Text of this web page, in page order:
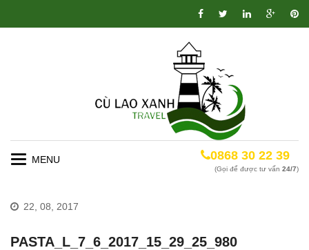
Toggle
0868 30 22 39
(Gọi để được tư vấn 24/7)
22, 08, 2017
PASTA_L_7_6_2017_15_29_25_980